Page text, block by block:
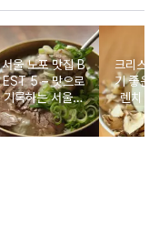
서울 노포 맛집 B
EST 5 – 맛으로
기록하는 서울의
시간
크리스
기 좋은
렌치